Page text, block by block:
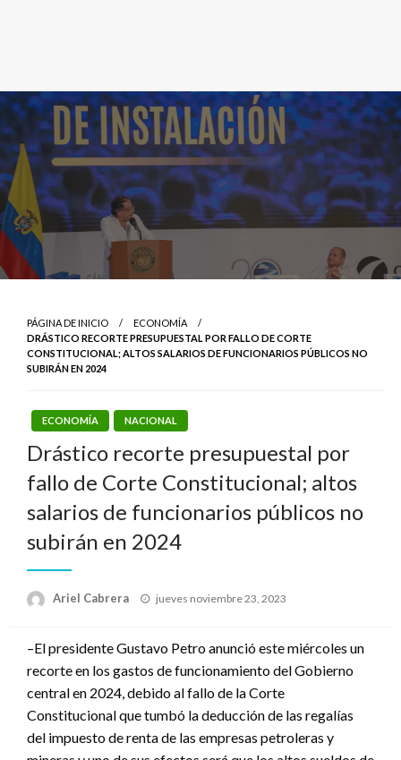
PÁGINA DE INICIO
ECONOMÍA
DRÁSTICO RECORTE PRESUPUESTAL POR FALLO DE CORTE
CONSTITUCIONAL; ALTOS SALARIOS DE FUNCIONARIOS PÚBLICOS NO
SUBIRÁN EN 2024
ECONOMÍA NACIONAL
Drástico recorte presupuestal por
fallo de Corte Constitucional; altos
salarios de funcionarios públicos no
subirán en 2024
Ariel Cabrera
Publicado
jueves noviembre 23, 2023
–El presidente Gustavo Petro anunció este miércoles un
recorte en los gastos de funcionamiento del Gobierno
central en 2024, debido al fallo de la Corte
Constitucional que tumbó la deducción de las regalías
del impuesto de renta de las empresas petroleras y